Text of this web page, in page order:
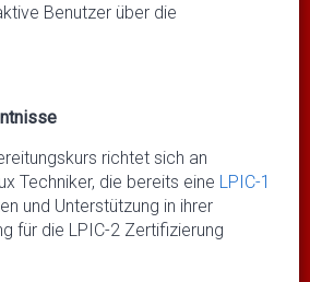
Benutzer über die
richtet sich an
Techniker, die bereits eine LPIC-1
und Unterstützung in ihrer
für die LPIC-2 Zertifizierung